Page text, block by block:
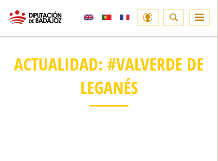
ACTUALIDAD: #VALVERDE DE
LEGANÉS